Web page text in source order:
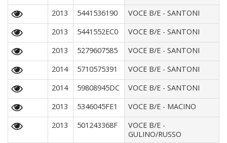
2013
5441536190
VOCE B/E - SANTONI
2013
5441552EC0
VOCE B/E - SANTONI
2013
5279607585
VOCE B/E - SANTONI
2014
5710575391
VOCE B/E - SANTONI
2014
59808945DC
VOCE B/E - SANTONI
2013
5346045FE1
VOCE B/E - MACINO
2013
501243368F
VOCE B/E -
GULINO/RUSSO